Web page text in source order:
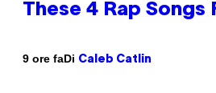
These 4 Rap Songs
9 ore faDi Caleb Catlin